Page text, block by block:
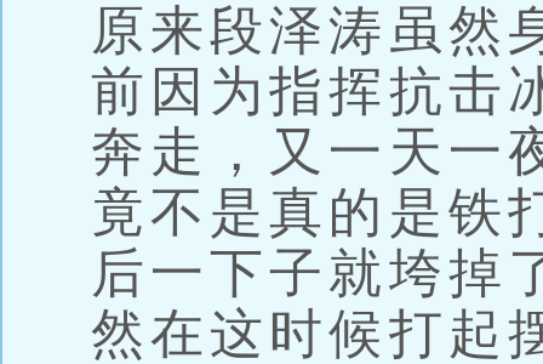
原来段泽涛虽然
前因为指挥抗击
奔走，又一天一
竟不是真的是铁
后一下子就垮掉
然在这时候打起